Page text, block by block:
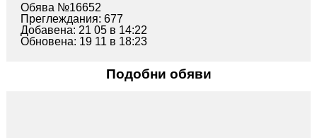
Обява №16652
Преглеждания: 677
Добавена: 21 05 в 14:22
Обновена: 19 11 в 18:23
Подобни обяви